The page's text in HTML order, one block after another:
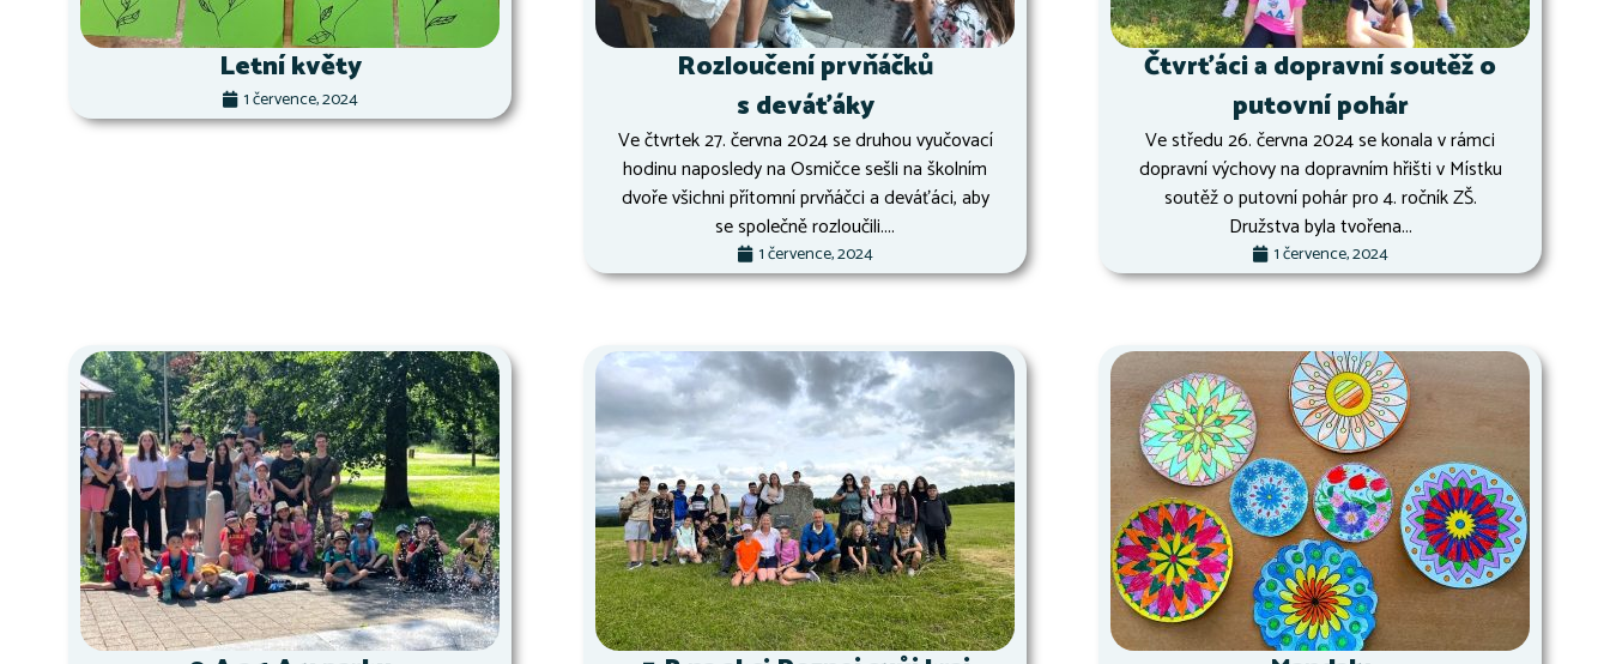
Letní květy
1 července, 2024
Rozloučení prvňáčků
s deváťáky
Ve čtvrtek 27. června 2024 se druhou vyučovací
hodinu naposledy na Osmičce sešli na školním
dvoře všichni přítomní prvňáčci a deváťáci, aby
se společně rozloučili....
1 července, 2024
Čtvrťáci a dopravní soutěž o
putovní pohár
Ve středu 26. června 2024 se konala v rámci
dopravní výchovy na dopravním hřišti v Místku
soutěž o putovní pohár pro 4. ročník ZŠ.
Družstva byla tvořena...
1 července, 2024